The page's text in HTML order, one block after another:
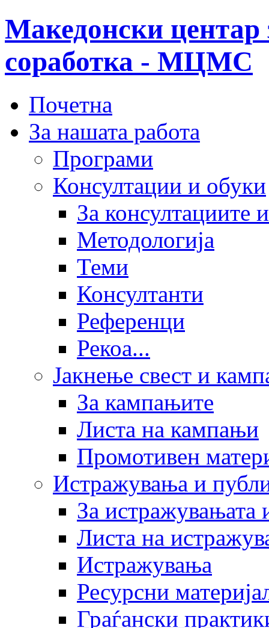
Македонски центар
соработка - МЦМС
Почетна
За нашата работа
Програми
Консултации и обуки
За консултациите
Методологија
Теми
Консултанти
Референци
Рекоа...
Јакнење свест и
За кампањите
Листа на кампањи
Промотивен
Истражувања и
За истражувањата
Листа на
Истражувања
Ресурсни
Граѓански